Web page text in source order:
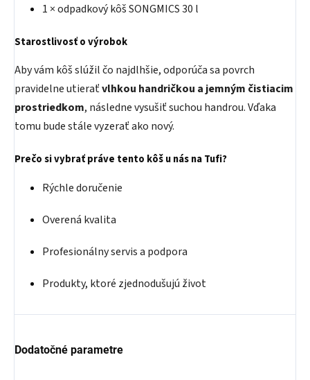
1 × odpadkový kôš SONGMICS 30 l
Starostlivosť o výrobok
Aby vám kôš slúžil čo najdlhšie, odporúča sa povrch
pravidelne utieraťvlhkou handričkou a jemným čistiacim
prostriedkom, následne vysušiť suchou handrou. Vďaka
tomu bude stále vyzerať ako nový.
Prečo si vybrať práve tento kôš u nás na Tufi?
Rýchle doručenie
Overená kvalita
Profesionálny servis a podpora
Produkty, ktoré zjednodušujú život
Dodatočné parametre